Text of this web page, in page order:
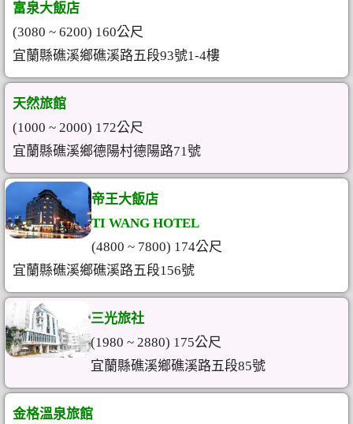
富泉大飯店
(3080 ~ 6200) 160公尺
宜蘭縣礁溪鄉礁溪路五段93號1-4樓
天然旅館
(1000 ~ 2000) 172公尺
宜蘭縣礁溪鄉德陽村德陽路71號
帝王大飯店
TI WANG HOTEL
(4800 ~ 7800) 174公尺
宜蘭縣礁溪鄉礁溪路五段156號
三光旅社
(1980 ~ 2880) 175公尺
宜蘭縣礁溪鄉礁溪路五段85號
金格溫泉旅館